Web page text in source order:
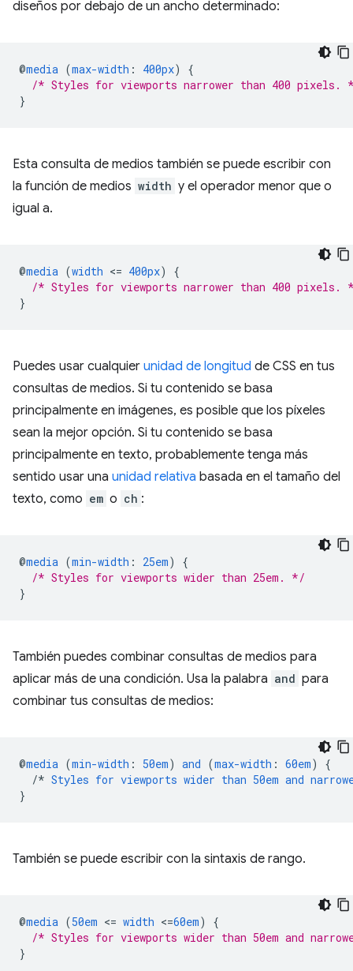
diseños por debajo de un ancho determinado:
@media (max-width : 400px)
{
/* Styles for viewports narrower than 400 pixels.
}
Esta consulta de medios también se puede escribir con
la función de medios width y el operador menor que o
igual a.
@media (width <= 400px)
{
/* Styles for viewports narrower than 400 pixels.
}
Puedes usar cualquier unidad de longitud de CSS en tus
consultas de medios. Si tu contenido se basa
principalmente en imágenes, es posible que los píxeles
sean la mejor opción. Si tu contenido se basa
principalmente en texto, probablemente tenga más
sentido usar una unidad relativa basada en el tamaño del
texto, como em o ch :
@media (min-width : 25em)
{
/* Styles for viewports wider than 25em. */
}
También puedes combinar consultas de medios para
aplicar más de una condición. Usa la palabra and para
combinar tus consultas de medios:
@media (min-width : 50em) and (max-width : 60em)
{
/* Styles for viewports wider than 50em and
}
También se puede escribir con la sintaxis de rango.
@media (50em <= width <=60em)
{
/* Styles for viewports wider than 50em and
}